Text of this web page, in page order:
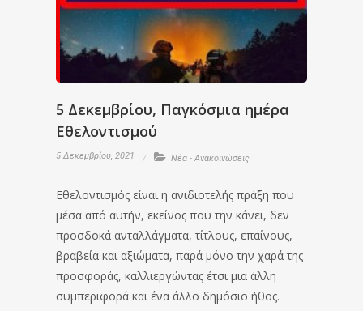
5 Δεκεμβρίου, Παγκόσμια ημέρα
Εθελοντισμού
5 Δεκεμβρίου, 2021 Νέα - Ανακοινώσεις
Εθελοντισμός είναι η ανιδιοτελής πράξη που
μέσα από αυτήν, εκείνος που την κάνει, δεν
προσδοκά ανταλλάγματα, τίτλους, επαίνους,
βραβεία και αξιώματα, παρά μόνο την χαρά της
προσφοράς, καλλιεργώντας έτσι μια άλλη
συμπεριφορά και ένα άλλο δημόσιο ήθος.